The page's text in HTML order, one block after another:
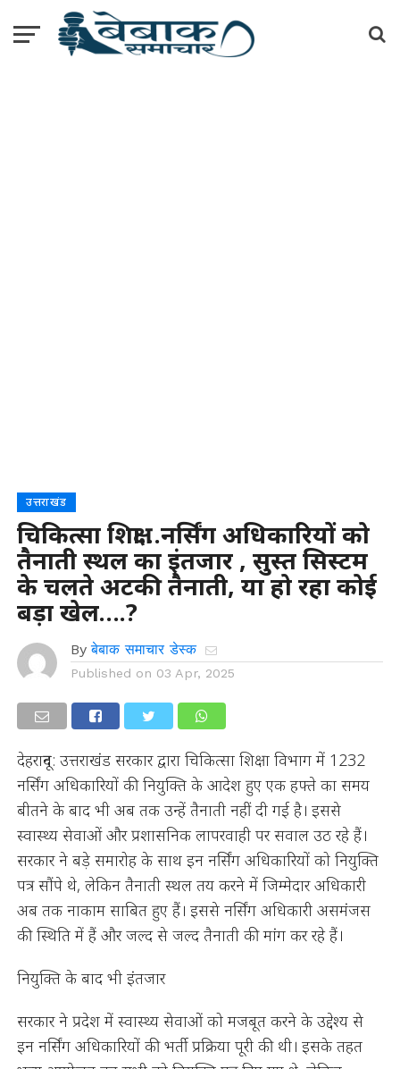
उत्तराखंड
चिकित्सा शिक्षा…नर्सिंग अधिकारियों को
तैनाती स्थल का इंतजार , सुस्त सिस्टम
के चलते अटकी तैनाती, या हो रहा कोई
बड़ा खेल….?
By बेबाक समाचार डेस्क
Published on 03 Apr, 2025
देहरादून: उत्तराखंड सरकार द्वारा चिकित्सा शिक्षा विभाग में 1232
नर्सिंग अधिकारियों की नियुक्ति के आदेश हुए एक हफ्ते का समय
बीतने के बाद भी अब तक उन्हें तैनाती नहीं दी गई है। इससे
स्वास्थ्य सेवाओं और प्रशासनिक लापरवाही पर सवाल उठ रहे हैं।
सरकार ने बड़े समारोह के साथ इन नर्सिंग अधिकारियों को नियुक्ति
पत्र सौंपे थे, लेकिन तैनाती स्थल तय करने में जिम्मेदार अधिकारी
अब तक नाकाम साबित हुए हैं। इससे नर्सिंग अधिकारी असमंजस
की स्थिति में हैं और जल्द से जल्द तैनाती की मांग कर रहे हैं।
नियुक्ति के बाद भी इंतजार
सरकार ने प्रदेश में स्वास्थ्य सेवाओं को मजबूत करने के उद्देश्य से
इन नर्सिंग अधिकारियों की भर्ती प्रक्रिया पूरी की थी। इसके तहत